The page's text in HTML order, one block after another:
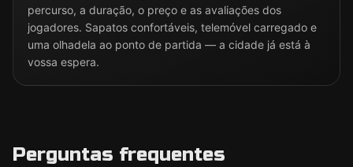
percurso, a duração, o preço e as avaliações dos
jogadores. Sapatos confortáveis, telemóvel carregado e
uma olhadela ao ponto de partida — a cidade já está à
vossa espera.
Perguntas frequentes